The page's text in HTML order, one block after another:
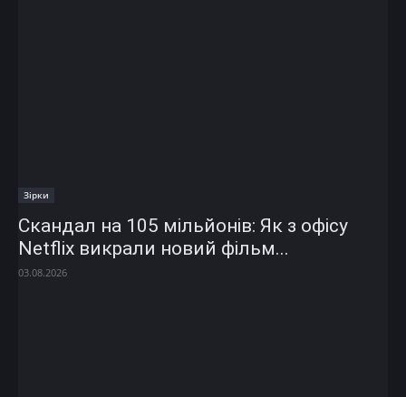
Зірки
Скандал на 105 мільйонів: Як з офісу
Netflix викрали новий фільм...
03.08.2026